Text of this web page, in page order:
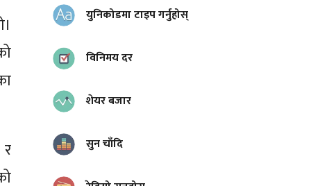
युनिकोडमा टाइप गर्नुहोस्
विनिमय दर
शेयर बजार
सुन चाँदि